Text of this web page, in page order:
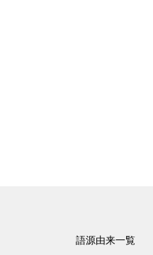
語源由来一覧